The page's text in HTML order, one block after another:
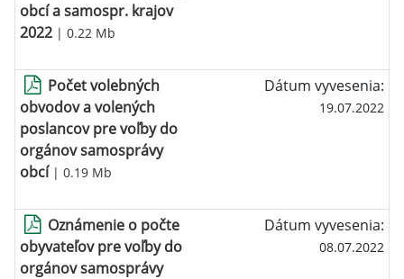
obcí a samospr. krajov
2022 | 0.22 Mb
Počet volebných
obvodov a volených
poslancov pre voľby do
orgánov samosprávy
obcí| 0.19 Mb
Dátum vyvesenia:
19.07.2022
Oznámenie o počte
obyvateľov pre voľby do
orgánov samosprávy
Dátum vyvesenia:
08.07.2022